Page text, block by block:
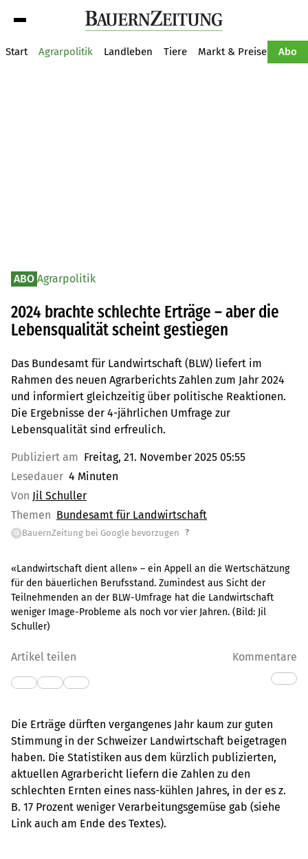
Start Agrarpolitik Landleben Tiere Markt & Preise Abo
ABO Agrarpolitik
2024 brachte schlechte Erträge – aber die
Lebensqualität scheint gestiegen
Das Bundesamt für Landwirtschaft (BLW) liefert im
Rahmen des neuen Agrarberichts Zahlen zum Jahr 2024
und informiert gleichzeitig über politische Reaktionen.
Die Ergebnisse der 4-jährlichen Umfrage zur
Lebensqualität sind erfreulich.
Publiziert am Freitag, 21. November 2025 05:55
Lesedauer 4 Minuten
Von Jil Schuller
Themen Bundesamt für Landwirtschaft
G BauernZeitung bei Google bevorzugen ?
«Landwirtschaft dient allen» – ein Appell an die Wertschätzung
für den bäuerlichen Berufsstand. Zumindest aus Sicht der
Teilnehmenden an der BLW-Umfrage hat die Landwirtschaft
weniger Image-Probleme als noch vor vier Jahren. (Bild: Jil
Schuller)
Artikel teilen Kommentare
Die Erträge dürften vergangenes Jahr kaum zur guten
Stimmung in der Schweizer Landwirtschaft beigetragen
haben. Die Statistiken aus dem kürzlich publizierten,
aktuellen Agrarbericht liefern die Zahlen zu den
schlechten Ernten eines nass-kühlen Jahres, in der es z.
B. 17 Prozent weniger Verarbeitungsgemüse gab (siehe
Link auch am Ende des Textes).